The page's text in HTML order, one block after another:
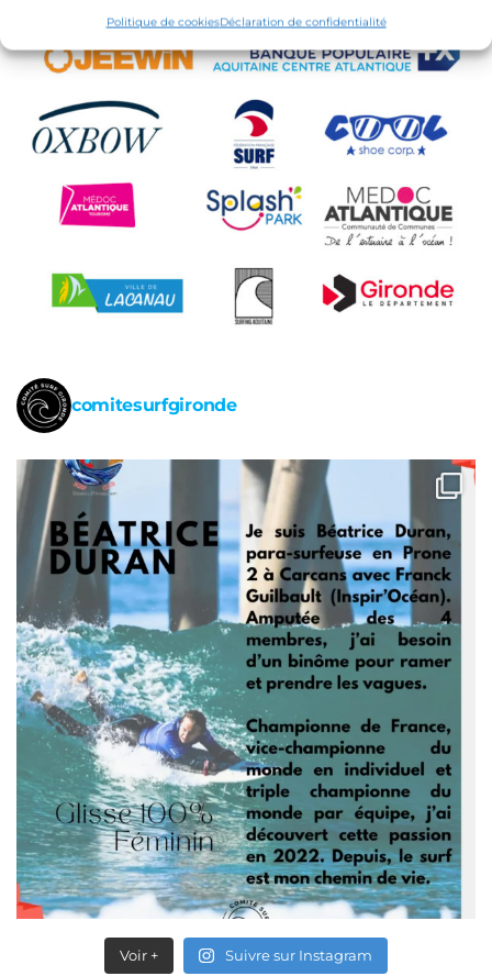
Politique de cookiesDéclaration de confidentialité
comitesurfgironde
Voir + Suivre sur Instagram